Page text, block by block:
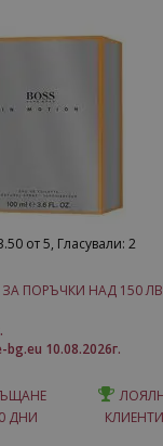
от 5, Гласували: 2
ПОРЪЧКИ НАД 150
10.08.2026г.
ДНИ
КЛИЕНТИ